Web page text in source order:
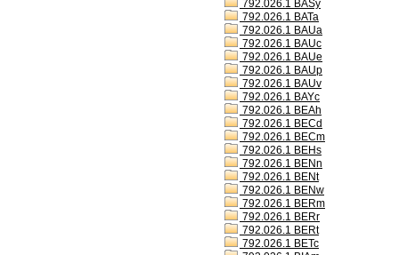
792.026.1 BASy
792.026.1 BATa
792.026.1 BAUa
792.026.1 BAUc
792.026.1 BAUe
792.026.1 BAUp
792.026.1 BAUv
792.026.1 BAYc
792.026.1 BEAh
792.026.1 BECd
792.026.1 BECm
792.026.1 BEHs
792.026.1 BENn
792.026.1 BENt
792.026.1 BENw
792.026.1 BERm
792.026.1 BERr
792.026.1 BERt
792.026.1 BETc